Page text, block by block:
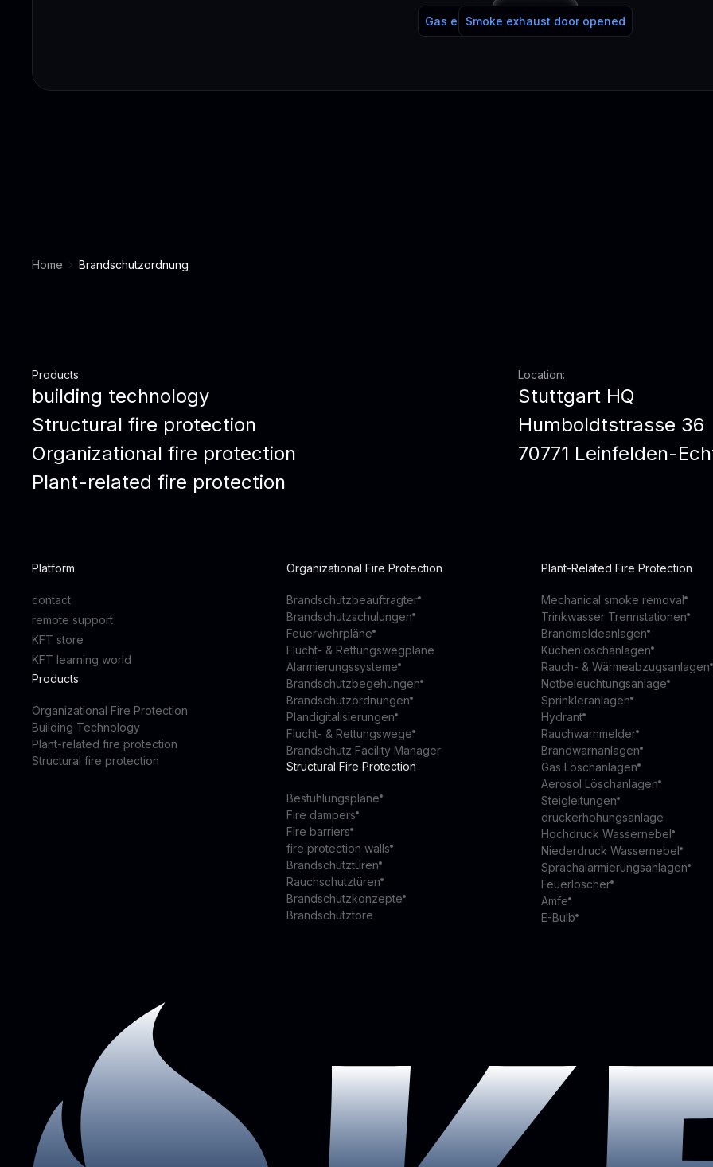
Call
Gas extinguishing system triggered
Smoke exhaust door opened
Home Brandschutzordnung
Products
building technology
Structural fire protection
Organizational fire protection
Plant-related fire protection
Location:
Stuttgart HQ
Humboldtstrasse 36
70771 Leinfelden-
Platform
contact
remote support
KFT store
KFT learning world
Products
Organizational Fire Protection
Building Technology
Plant-related fire protection
Structural fire protection
Organizational Fire Protection
Brandschutzbeauftragter
Brandschutzschulungen
Feuerwehrpläne
Flucht- & Rettungswegpläne
Alarmierungssysteme
Brandschutzbegehungen
Brandschutzordnungen
Plandigitalisierungen
Flucht- & Rettungswege
Brandschutz Facility Manager
Structural Fire Protection
Bestuhlungspläne
Fire dampers
Fire barriers
fire protection walls
Brandschutztüren
Rauchschutztüren
Brandschutzkonzepte
Brandschutztore
Plant-Related Fire Protection
Mechanical smoke removal
Trinkwasser Trennstationen
Brandmeldeanlagen
Küchenlöschanlagen
Rauch- & Wärmeabzugsanlagen
Notbeleuchtungsanlage
Sprinkleranlagen
Hydrant
Rauchwarnmelder
Brandwarnanlagen
Gas Löschanlagen
Aerosol Löschanlagen
Steigleitungen
druckerhohungsanlage
Hochdruck Wassernebel
Niederdruck Wassernebel
Sprachalarmierungsanlagen
Feuerlöscher
Amfe
E-Bulb